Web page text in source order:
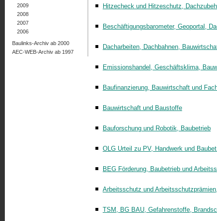
Hitzecheck und Hitzeschutz,
Beschäftigungsbarometer, Geoportal,
Dacharbeiten, Dachbahnen,
Emissionshandel, Geschäftsklima,
Baufinanzierung, Bauwirtschaft und
Bauwirtschaft und Baustoffe
Bauforschung und Robotik, Baubetrieb
OLG Urteil zu PV, Handwerk und
BEG Förderung, Baubetrieb und
Arbeitsschutz und
TSM, BG BAU, Gefahrenstoffe,
2009
2008
2007
2006
Baulinks-Archiv ab 2000
AEC-WEB-Archiv ab 1997